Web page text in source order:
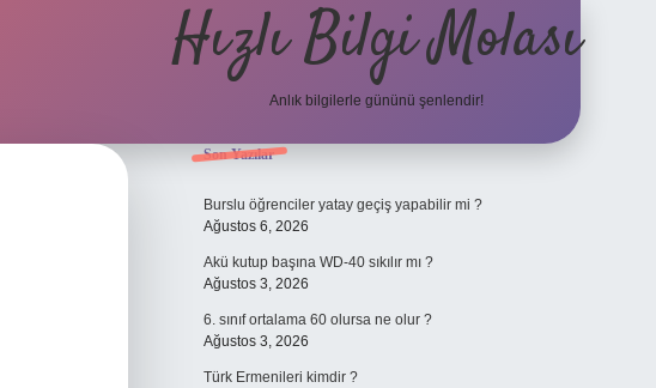
Hızlı Bilgi Molası
Anlık bilgilerle gününü şenlendir!
Sidebar
Son Yazılar
Burslu öğrenciler yatay geçiş yapabilir mi ?
Ağustos 6, 2026
Akü kutup başına WD-40 sıkılır mı ?
Ağustos 3, 2026
6. sınıf ortalama 60 olursa ne olur ?
Ağustos 3, 2026
Türk Ermenileri kimdir ?